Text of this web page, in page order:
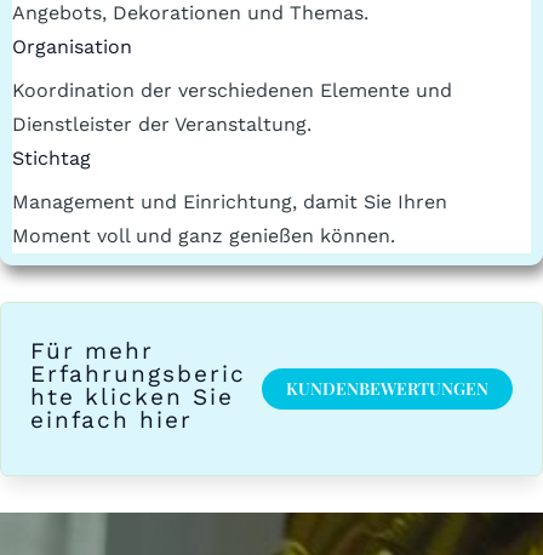
Angebots, Dekorationen und Themas.
Organisation
Koordination der verschiedenen Elemente und
Dienstleister der Veranstaltung.
Stichtag
Management und Einrichtung, damit Sie Ihren
Moment voll und ganz genießen können.
Für mehr
Erfahrungsberic
hte klicken Sie
einfach hier
KUNDENBEWERTUNGEN